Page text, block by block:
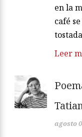
en la
café
Leer
agosto